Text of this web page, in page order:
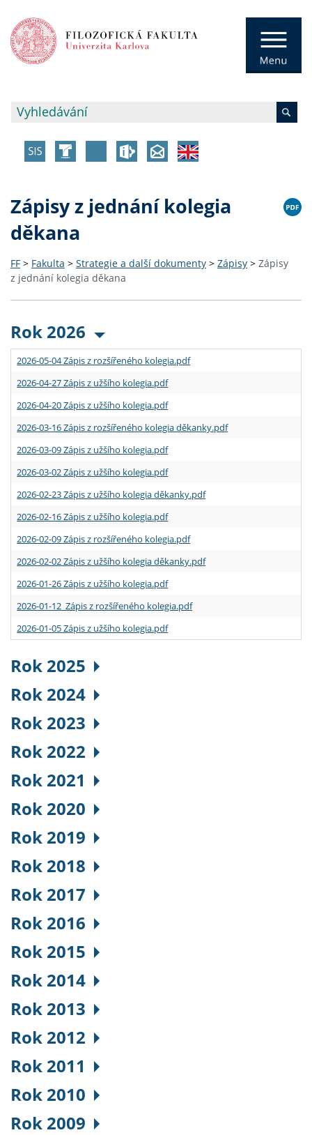
Zápisy z jednání kolegia
děkana
FF > Fakulta > Strategie a další dokumenty > Zápisy > Zápisy
z jednání kolegia děkana
Rok 2026
2026-05-04 Zápis z rozšířeného kolegia.pdf
2026-04-27 Zápis z užšího kolegia.pdf
2026-04-20 Zápis z užšího kolegia.pdf
2026-03-16 Zápis z rozšířeného kolegia děkanky.pdf
2026-03-09 Zápis z užšího kolegia.pdf
2026-03-02 Zápis z užšího kolegia.pdf
2026-02-23 Zápis z užšího kolegia děkanky.pdf
2026-02-16 Zápis z užšího kolegia.pdf
2026-02-09 Zápis z rozšířeného kolegia.pdf
2026-02-02 Zápis z užšího kolegia děkanky.pdf
2026-01-26 Zápis z užšího kolegia.pdf
2026-01-12 Zápis z rozšířeného kolegia.pdf
2026-01-05 Zápis z užšího kolegia.pdf
Rok 2025
Rok 2024
Rok 2023
Rok 2022
Rok 2021
Rok 2020
Rok 2019
Rok 2018
Rok 2017
Rok 2016
Rok 2015
Rok 2014
Rok 2013
Rok 2012
Rok 2011
Rok 2010
Rok 2009